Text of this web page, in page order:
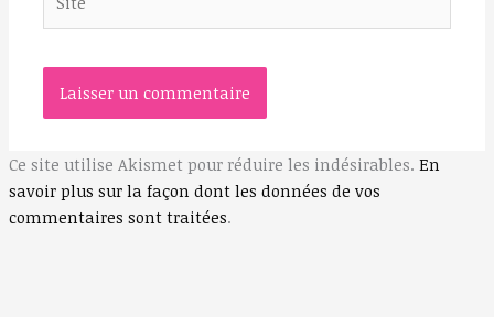
Ce site utilise Akismet pour réduire les indésirables. En
savoir plus sur la façon dont les données de vos
commentaires sont traitées.